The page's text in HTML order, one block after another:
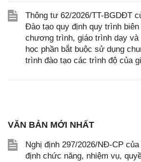
Thông tư 62/2026/TT-BGDĐT
Đào tạo quy định quy trình biên
chương trình, giáo trình dạy và
học phần bắt buộc sử dụng
trình đào tạo các trình độ của
VĂN BẢN MỚI NHẤT
Nghị định 297/2026/NĐ-CP
định chức năng, nhiệm vụ,